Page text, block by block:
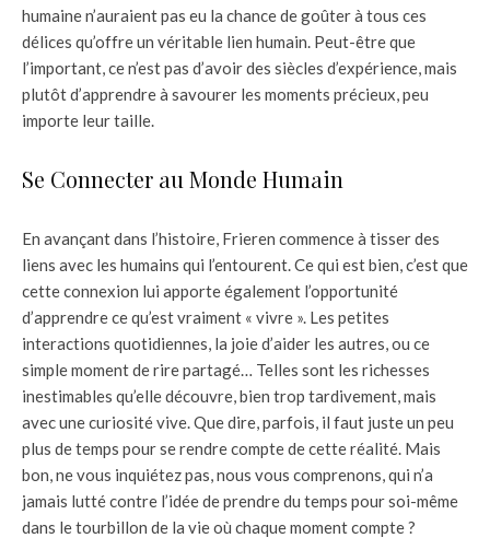
humaine n’auraient pas eu la chance de goûter à tous ces
délices qu’offre un véritable lien humain. Peut-être que
l’important, ce n’est pas d’avoir des siècles d’expérience, mais
plutôt d’apprendre à savourer les moments précieux, peu
importe leur taille.
Se Connecter au Monde Humain
En avançant dans l’histoire, Frieren commence à tisser des
liens avec les humains qui l’entourent. Ce qui est bien, c’est que
cette connexion lui apporte également l’opportunité
d’apprendre ce qu’est vraiment « vivre ». Les petites
interactions quotidiennes, la joie d’aider les autres, ou ce
simple moment de rire partagé… Telles sont les richesses
inestimables qu’elle découvre, bien trop tardivement, mais
avec une curiosité vive. Que dire, parfois, il faut juste un peu
plus de temps pour se rendre compte de cette réalité. Mais
bon, ne vous inquiétez pas, nous vous comprenons, qui n’a
jamais lutté contre l’idée de prendre du temps pour soi-même
dans le tourbillon de la vie où chaque moment compte ?